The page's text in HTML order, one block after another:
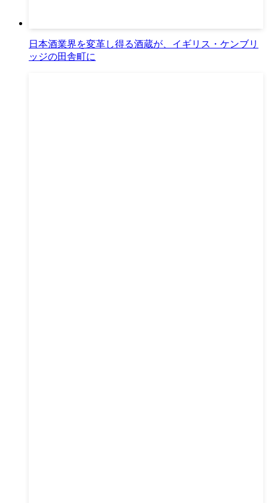
日本酒業界を変革し得る酒蔵が、イギリス・ケンブリ
ッジの田舎町に